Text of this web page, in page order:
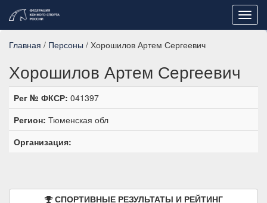
Главная / Персоны / Хорошилов Артем Сергеевич
Хорошилов Артем Сергеевич
Рег № ФКСР: 041397
Регион: Тюменская обл
Организация:
СПОРТИВНЫЕ РЕЗУЛЬТАТЫ И РЕЙТИНГ